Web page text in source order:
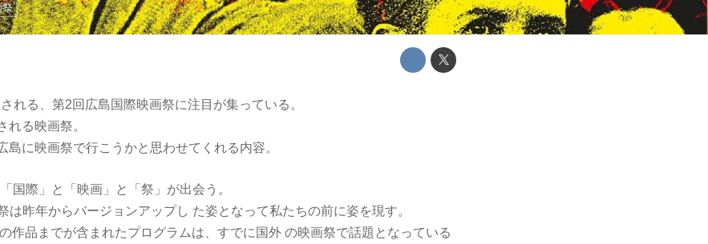
祭
れる、第2回広島国際映画祭に注目が集っている。
れる映画祭。
島に映画祭で行こうかと思わせてくれる内容。
国際」と「映画」と「祭」が出会う。
は昨年からバージョンアップし た姿となって私たちの前に姿を現す。
作品までが含まれたプログラムは、すでに国外 の映画祭で話題となっている